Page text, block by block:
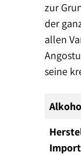
zur
der
allen
seine